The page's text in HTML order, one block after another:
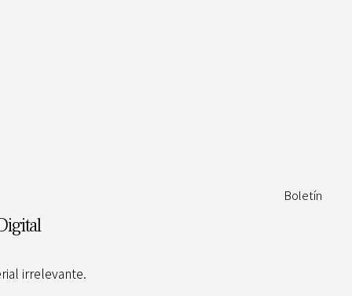
Boletín
irrelevante.